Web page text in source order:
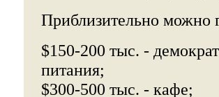
Приблизительно можно
$150-200 тыс. -
питания;
$300-500 тыс. - кафе;